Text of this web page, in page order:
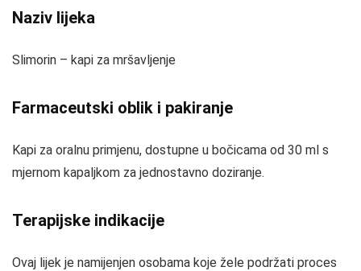
Naziv lijeka
Slimorin – kapi za mršavljenje
Farmaceutski oblik i pakiranje
Kapi za oralnu primjenu, dostupne u bočicama od 30 ml s
mjernom kapaljkom za jednostavno doziranje.
Terapijske indikacije
Ovaj lijek je namijenjen osobama koje žele podržati proces